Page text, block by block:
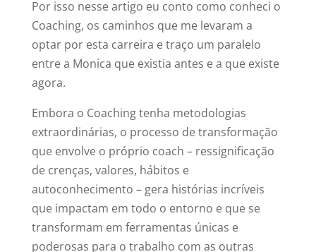
Por isso nesse artigo eu conto como conheci o
Coaching, os caminhos que me levaram a
optar por esta carreira e traço um paralelo
entre a Monica que existia antes e a que existe
agora.
Embora o Coaching tenha metodologias
extraordinárias, o processo de transformação
que envolve o próprio coach – ressignificação
de crenças, valores, hábitos e
autoconhecimento – gera histórias incríveis
que impactam em todo o entorno e que se
transformam em ferramentas únicas e
poderosas para o trabalho com as outras